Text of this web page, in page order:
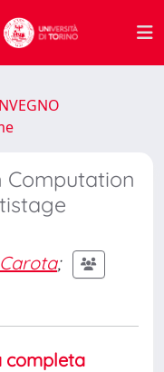
Computation
;
completa